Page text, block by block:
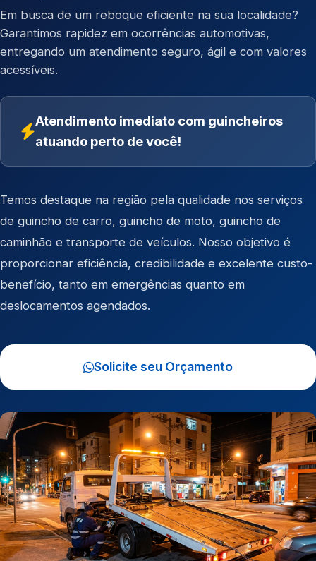
Em busca de um reboque eficiente na sua localidade?
Garantimos rapidez em ocorrências automotivas,
entregando um atendimento seguro, ágil e com valores
acessíveis.
Atendimento imediato com guincheiros
atuando perto de você!
Temos destaque na região pela qualidade nos serviços
de guincho de carro, guincho de moto, guincho de
caminhão e transporte de veículos. Nosso objetivo é
proporcionar eficiência, credibilidade e excelente custo-
benefício, tanto em emergências quanto em
deslocamentos agendados.
Solicite seu Orçamento